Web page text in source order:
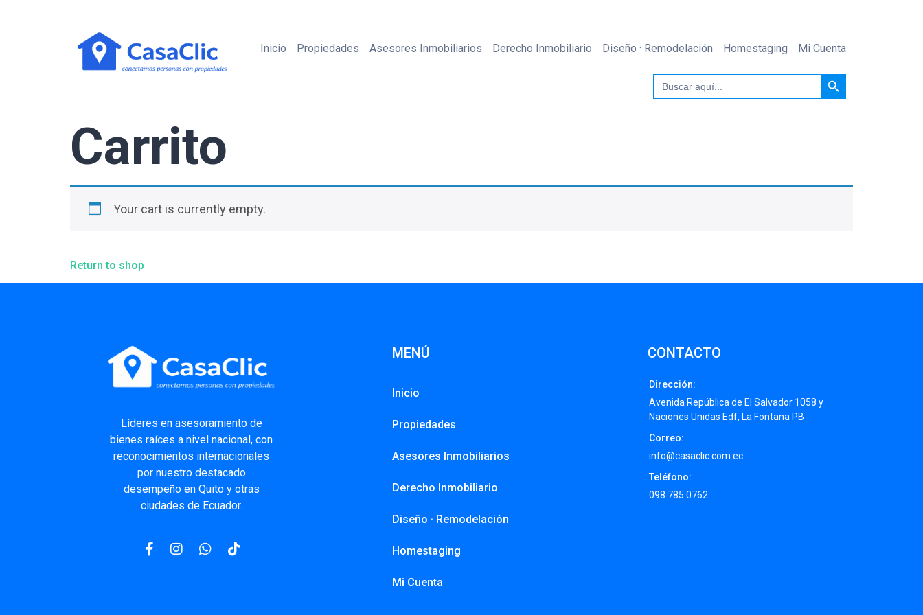
Inicio Propiedades Asesores Inmobiliarios Derecho Inmobiliario Diseño · Remodelación Homestaging Mi Cuenta
Buscar: Botón de búsqueda
Carrito
Your cart is currently empty.
Return to shop
Líderes en asesoramiento de
bienes raíces a nivel nacional, con
reconocimientos internacionales
por nuestro destacado
desempeño en Quito y otras
ciudades de Ecuador.
MENÚ
Inicio
Propiedades
Asesores Inmobiliarios
Derecho Inmobiliario
Diseño · Remodelación
Homestaging
Mi Cuenta
CONTACTO
Dirección:
Avenida República de El Salvador 1058 y
Naciones Unidas Edf, La Fontana PB
Correo:
info@casaclic.com.ec
Teléfono:
098 785 0762